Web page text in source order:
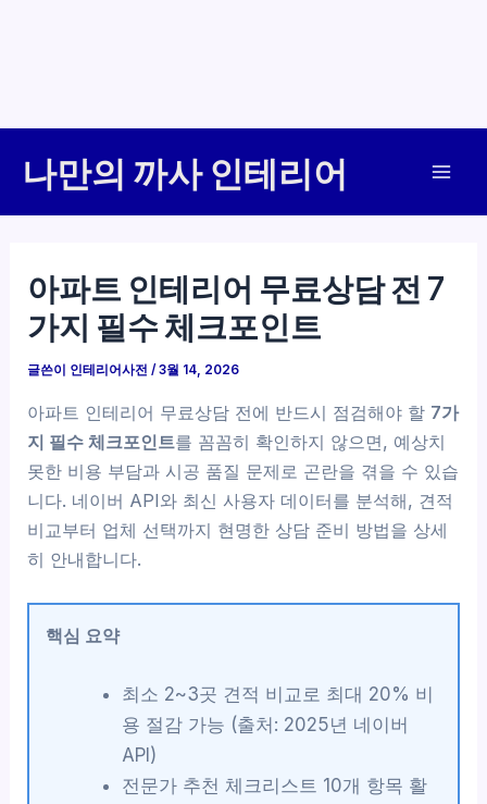
나만의 까사 인테리어
아파트 인테리어 무료상담 전 7
가지 필수 체크포인트
글쓴이 인테리어사전/3월 14, 2026
아파트 인테리어 무료상담 전에 반드시 점검해야 할 7가
지 필수 체크포인트를 꼼꼼히 확인하지 않으면, 예상치
못한 비용 부담과 시공 품질 문제로 곤란을 겪을 수 있습
니다. 네이버 API와 최신 사용자 데이터를 분석해, 견적
비교부터 업체 선택까지 현명한 상담 준비 방법을 상세
히 안내합니다.
핵심 요약
최소 2~3곳 견적 비교로 최대 20% 비
용 절감 가능 (출처: 2025년 네이버
API)
전문가 추천 체크리스트 10개 항목 활